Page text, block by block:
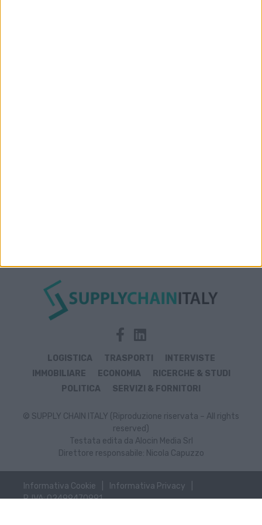
LOGISTICA TRASPORTI
INTERVISTE
IMMOBILIARE
ECONOMIA
RICERCHE & STUDI
POLITICA
SERVIZI & FORNITORI
© SUPPLY CHAIN ITALY (Riproduzione riservata – All rights
reserved)
Testata edita da Alocin Media Srl
Direttore responsabile: Nicola Capuzzo
Informativa Cookie
Informativa Privacy
P. IVA: 02499470991